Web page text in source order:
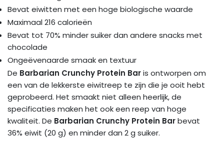
Bevat eiwitten met een hoge biologische waarde
Maximaal 216 calorieën
Bevat tot 70% minder suiker dan andere snacks met
chocolade
Ongeëvenaarde smaak en textuur
De Barbarian Crunchy Protein Baris ontworpen om
een van de lekkerste eiwitreep te zijn die je ooit hebt
geprobeerd. Het smaakt niet alleen heerlijk, de
specificaties maken het ook een reep van hoge
kwaliteit. De Barbarian Crunchy Protein Barbevat
36% eiwit (20 g) en minder dan 2 g suiker.